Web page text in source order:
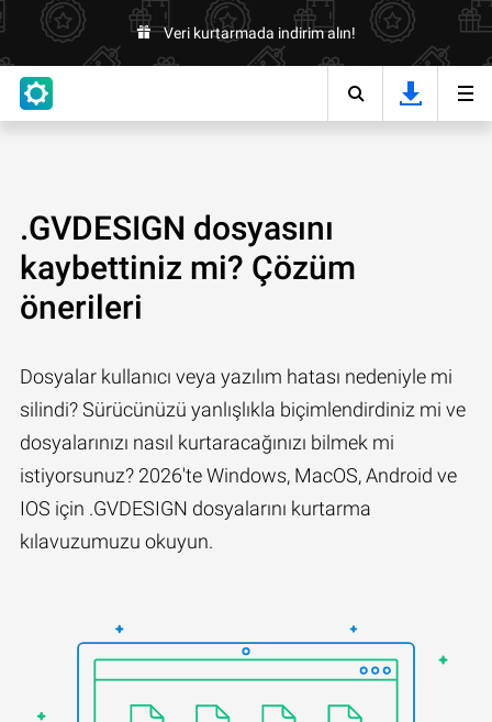
Veri kurtarmada indirim alın!
.GVDESIGN dosyasını
kaybettiniz mi? Çözüm
önerileri
Dosyalar kullanıcı veya yazılım hatası nedeniyle mi
silindi? Sürücünüzü yanlışlıkla biçimlendirdiniz mi ve
dosyalarınızı nasıl kurtaracağınızı bilmek mi
istiyorsunuz? 2026'te Windows, MacOS, Android ve
IOS için .GVDESIGN dosyalarını kurtarma
kılavuzumuzu okuyun.